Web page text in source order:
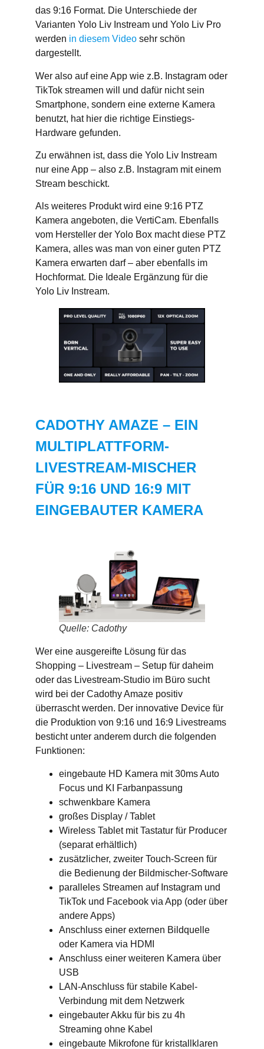
das 9:16 Format. Die Unterschiede der
Varianten Yolo Liv Instream und Yolo Liv Pro
werden in diesem Video sehr schön
dargestellt.
Wer also auf eine App wie z.B. Instagram oder
TikTok streamen will und dafür nicht sein
Smartphone, sondern eine externe Kamera
benutzt, hat hier die richtige Einstiegs-
Hardware gefunden.
Zu erwähnen ist, dass die Yolo Liv Instream
nur eine App – also z.B. Instagram mit einem
Stream beschickt.
Als weiteres Produkt wird eine 9:16 PTZ
Kamera angeboten, die VertiCam. Ebenfalls
vom Hersteller der Yolo Box macht diese PTZ
Kamera, alles was man von einer guten PTZ
Kamera erwarten darf – aber ebenfalls im
Hochformat. Die Ideale Ergänzung für die
Yolo Liv Instream.
CADOTHY AMAZE – EIN
MULTIPLATTFORM-
LIVESTREAM-MISCHER
FÜR 9:16 UND 16:9 MIT
EINGEBAUTER KAMERA
Quelle: Cadothy
Wer eine ausgereifte Lösung für das
Shopping – Livestream – Setup für daheim
oder das Livestream-Studio im Büro sucht
wird bei der Cadothy Amaze positiv
überrascht werden. Der innovative Device für
die Produktion von 9:16 und 16:9 Livestreams
besticht unter anderem durch die folgenden
Funktionen:
eingebaute HD Kamera mit 30ms Auto
Focus und KI Farbanpassung
schwenkbare Kamera
großes Display / Tablet
Wireless Tablet mit Tastatur für Producer
(separat erhältlich)
zusätzlicher, zweiter Touch-Screen für
die Bedienung der Bildmischer-Software
paralleles Streamen auf Instagram und
TikTok und Facebook via App (oder über
andere Apps)
Anschluss einer externen Bildquelle
oder Kamera via HDMI
Anschluss einer weiteren Kamera über
USB
LAN-Anschluss für stabile Kabel-
Verbindung mit dem Netzwerk
eingebauter Akku für bis zu 4h
Streaming ohne Kabel
eingebaute Mikrofone für kristallklaren